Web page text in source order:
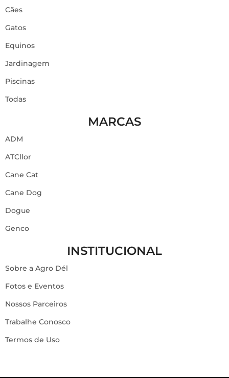
Cães
Gatos
Equinos
Jardinagem
Piscinas
Todas
MARCAS
ADM
ATCllor
Cane Cat
Cane Dog
Dogue
Genco
INSTITUCIONAL
Sobre a Agro Dél
Fotos e Eventos
Nossos Parceiros
Trabalhe Conosco
Termos de Uso